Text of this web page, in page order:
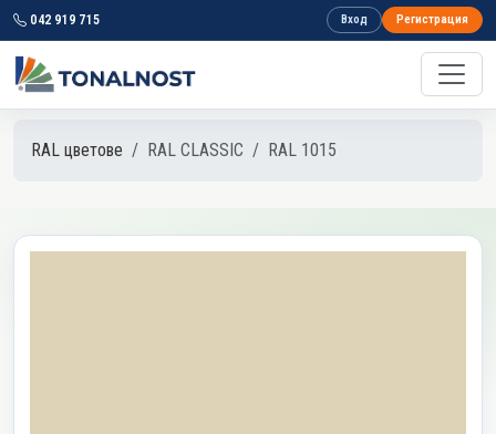
042 919 715 Вход Регистрация
RAL цветове RAL CLASSIC RAL 1015